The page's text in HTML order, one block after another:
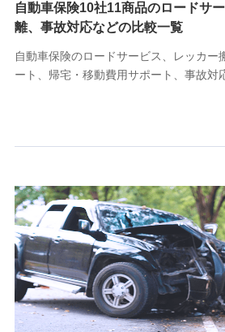
10.受託業務の 個人情報
受託業務の遂行およびこれらに準ずる
11.マイカー通勤管理クラウド並び
をお送りするため
分析するため
当社の対応品質向上やお問い合わせ内
個人情報保護管理者の職名、
株式会社ドコモ・インシュアランス
〒103-0013 東京都中央区日本橋人
ネット日本橋ビル 3F
株式会社ドコモ・インシュアランス
自動車保険10社11商品のロードサ
離、事故対応などの比較一覧
自動車保険のロードサービス、レッカー
ート、帰宅・移動費用サポート、事故対